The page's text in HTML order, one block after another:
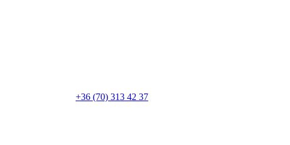
+36 (70) 313 42 37